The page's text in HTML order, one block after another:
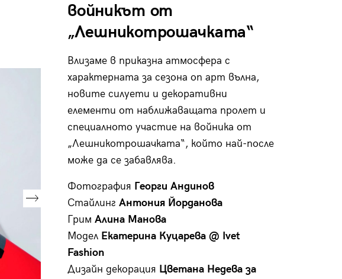
войникът от
„Лешникотрошачката“
Влизаме в приказна атмосфера с
характерната за сезона оп арт вълна,
новите силуети и декоративни
елементи от наближаващата пролет и
специалното участие на войника от
„Лешникотрошачката“, който най-после
може да се забавлява.
Фотография Георги Андинов
СтайлингАнтония Йорданова
ГримАлина Манова
Модел Екатерина Куцарева @ Ivet
Fashion
Дизайн декорация Цветана Недева за